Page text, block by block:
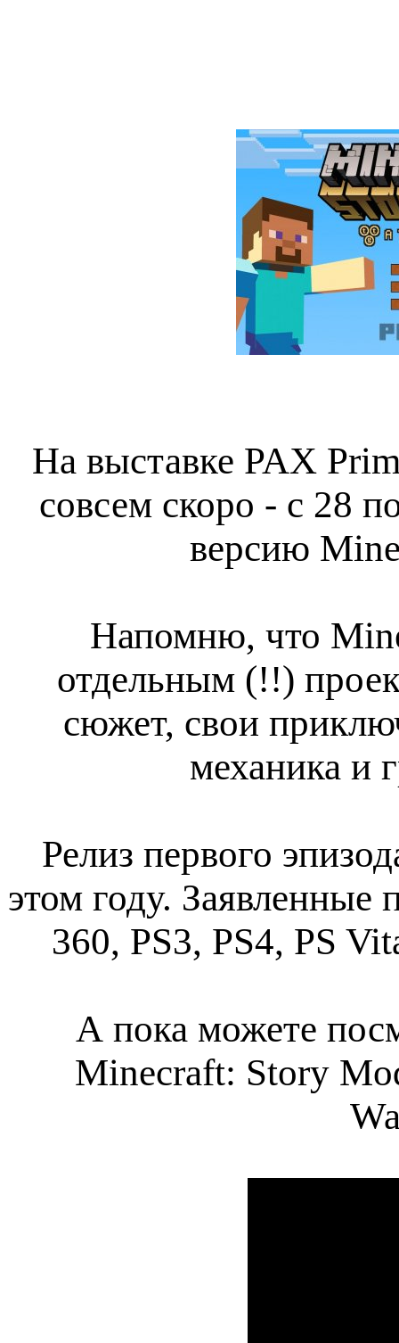
На выставке PAX
совсем скоро - с 28
версию
Напомню, что
отдельным (!!)
сюжет, свои
механика и
Релиз первого
этом году.
360, PS3, PS4, PS
А пока можете
Minecraft: Story